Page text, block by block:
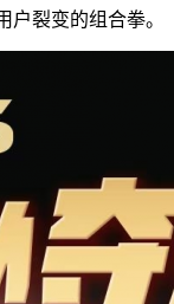
裂变的组合拳。